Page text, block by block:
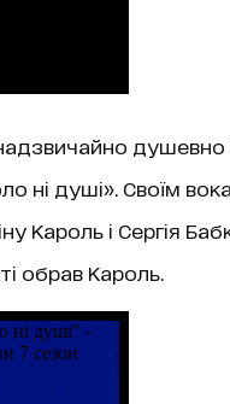
ні душі». Своїм
Кароль і Сергія
обрав Кароль.